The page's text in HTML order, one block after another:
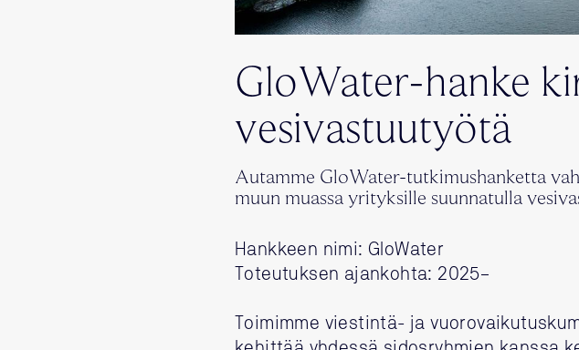
GloWater-hanke
vesivastuutyötä
Autamme GloWater-tutkimushanketta
muun muassa yrityksille suunnatulla
Hankkeen nimi: GloWater
Toteutuksen ajankohta: 2025–
Toimimme viestintä- ja